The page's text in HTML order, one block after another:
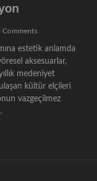
Comments
estetik anlamda
aksesuarlar,
medeniyet
kültür elçileri
vazgeçilmez